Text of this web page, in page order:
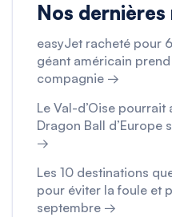
Nos dernières
easyJet racheté pour
géant américain
compagnie →
Le Val-d’Oise
Dragon Ball d’Europe
→
Les 10 destinations
pour éviter la foule et
septembre →